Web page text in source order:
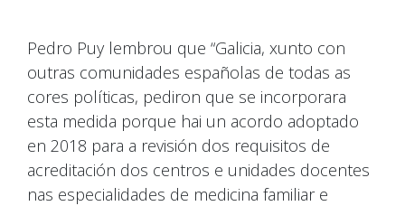
Pedro Puy lembrou que “Galicia, xunto con
outras comunidades españolas de todas as
cores políticas, pediron que se incorporara
esta medida porque hai un acordo adoptado
en 2018 para a revisión dos requisitos de
acreditación dos centros e unidades docentes
nas especialidades de medicina familiar e